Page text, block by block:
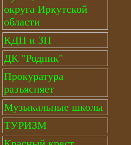
округа Иркутской
области
КДН и ЗП
ДК "Родник"
Прокуратура
разъясняет
Музыкальные школы
ТУРИЗМ